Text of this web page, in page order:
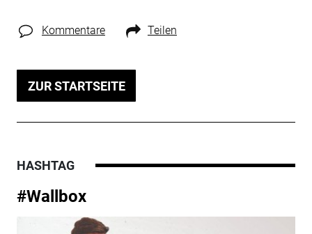
Kommentare Teilen
ZUR STARTSEITE
HASHTAG
#Wallbox